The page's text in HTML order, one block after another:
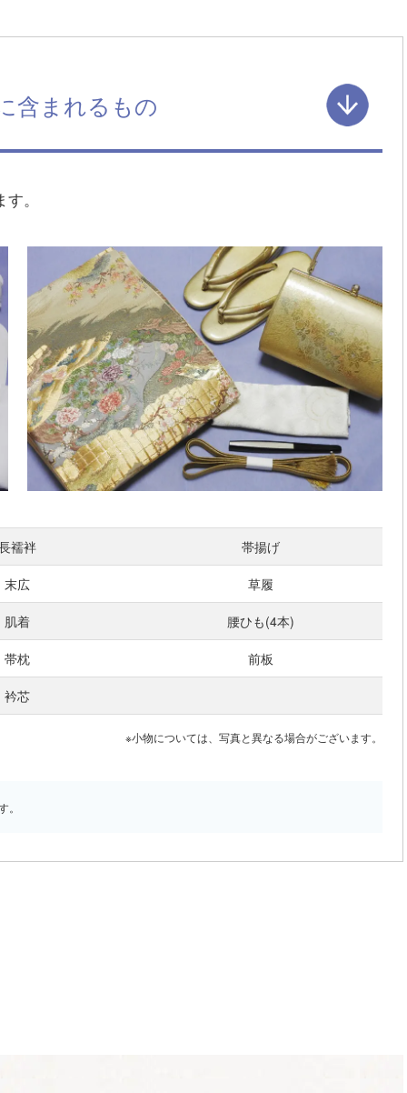
含まれるもの
。
襦袢 帯揚げ
末広 草履
肌着 腰ひも(4本)
帯枕 前板
衿芯
※小物については、写真と異なる場合がございます。